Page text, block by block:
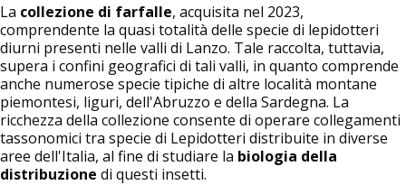
La collezione di farfalle, acquisita nel 2023,
comprendente la quasi totalità delle specie di lepidotteri
diurni presenti nelle valli di Lanzo. Tale raccolta, tuttavia,
supera i confini geografici di tali valli, in quanto comprende
anche numerose specie tipiche di altre località montane
piemontesi, liguri, dell'Abruzzo e della Sardegna. La
ricchezza della collezione consente di operare collegamenti
tassonomici tra specie di Lepidotteri distribuite in diverse
aree dell'Italia, al fine di studiare la biologia della
distribuzione di questi insetti.